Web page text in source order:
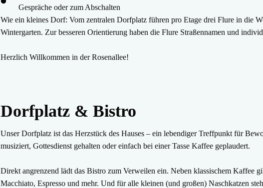
Gespräche oder zum Abschalten
Wie ein kleines Dorf: Vom zentralen Dorfplatz führen pro Etage drei Flure in die
Wintergarten. Zur besseren Orientierung haben die Flure Straßennamen und
Herzlich Willkommen in der Rosenallee!
Dorfplatz & Bistro
Unser Dorfplatz ist das Herzstück des Hauses – ein lebendiger Treffpunkt für
musiziert, Gottesdienst gehalten oder einfach bei einer Tasse Kaffee geplaudert.
Direkt angrenzend lädt das Bistro zum Verweilen ein. Neben klassischem Kaffee
Macchiato, Espresso und mehr. Und für alle kleinen (und großen) Naschkatzen